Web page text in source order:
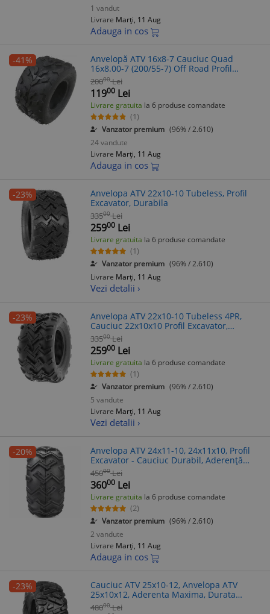
1 vandut
Livrare Marți, 11 Aug
Adauga in cos
-41%
Anvelopă ATV 16x8-7 Cauciuc Quad
16x8.00-7 (200/55-7) Off Road Profil
Tractor
20000 Lei
11900 Lei
Livrare gratuita la 6 produse comandate
(1)
Vanzator premium (96% / 2.610)
24 vandute
Livrare Marți, 11 Aug
Adauga in cos
-23%
Anvelopa ATV 22x10-10 Tubeless, Profil
Excavator, Durabila
33500 Lei
25900 Lei
Livrare gratuita la 6 produse comandate
(1)
Vanzator premium (96% / 2.610)
Livrare Marți, 11 Aug
Vezi detalii ›
-23%
Anvelopa ATV 22x10-10 Tubeless 4PR,
Cauciuc 22x10x10 Profil Excavator,
Aderenta Maxima, Durabila
33500 Lei
25900 Lei
Livrare gratuita la 6 produse comandate
(1)
Vanzator premium (96% / 2.610)
5 vandute
Livrare Marți, 11 Aug
Vezi detalii ›
-20%
Anvelopa ATV 24x11-10, 24x11x10, Profil
Excavator - Cauciuc Durabil, Aderență
Excelentă, Compatibilitate Largă
45000 Lei
36000 Lei
Livrare gratuita la 6 produse comandate
(2)
Vanzator premium (96% / 2.610)
2 vandute
Livrare Marți, 11 Aug
Adauga in cos
-23%
Cauciuc ATV 25x10-12, Anvelopa ATV
25x10x12, Aderenta Maxima, Durata
Lunga
48000 Lei